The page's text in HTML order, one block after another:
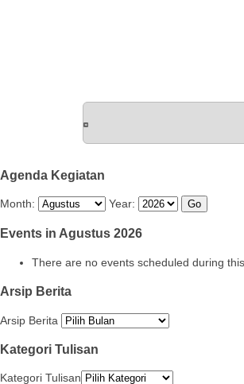
Agenda Kegiatan
Month: Year:
Events in Agustus 2026
There are no events scheduled during
Arsip Berita
Arsip Berita
Kategori Tulisan
Kategori Tulisan